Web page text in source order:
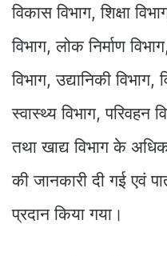
विकास विभाग, शिक्षा
विभाग, लोक निर्माण
विभाग, उद्यानिकी विभाग,
स्वास्थ्य विभाग, परिवहन
तथा खाद्य विभाग के
की जानकारी दी गई एवं
प्रदान किया गया।